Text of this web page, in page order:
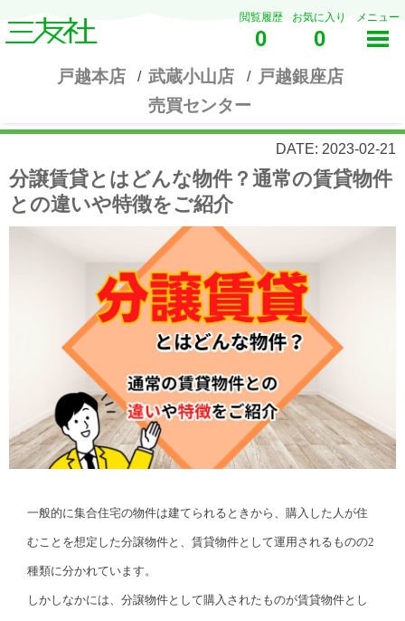
閲覧履歴
0
お気に入り
0
メニュー
戸越本店 武蔵小山店
戸越銀座店
売買センター
DATE: 2023-02-21
分譲賃貸とはどんな物件？通常の賃貸物件
との違いや特徴をご紹介
一般的に集合住宅の物件は建てられるときから、購入した人が住
むことを想定した分譲物件と、賃貸物件として運用されるものの2
種類に分かれています。
しかしなかには、分譲物件として購入されたものが賃貸物件とし